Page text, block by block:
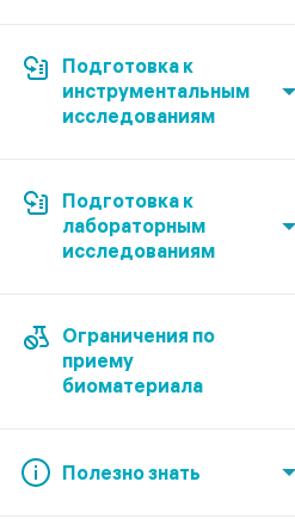
Подготовка к
инструментальным
исследованиям
Подготовка к
лабораторным
исследованиям
Ограничения по
приему
биоматериала
Полезно знать